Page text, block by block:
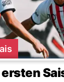
ersten